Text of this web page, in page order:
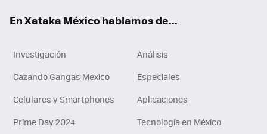
En Xataka México hablamos de...
Investigación
Análisis
Cazando Gangas Mexico
Especiales
Celulares y Smartphones
Aplicaciones
Prime Day 2024
Tecnología en México